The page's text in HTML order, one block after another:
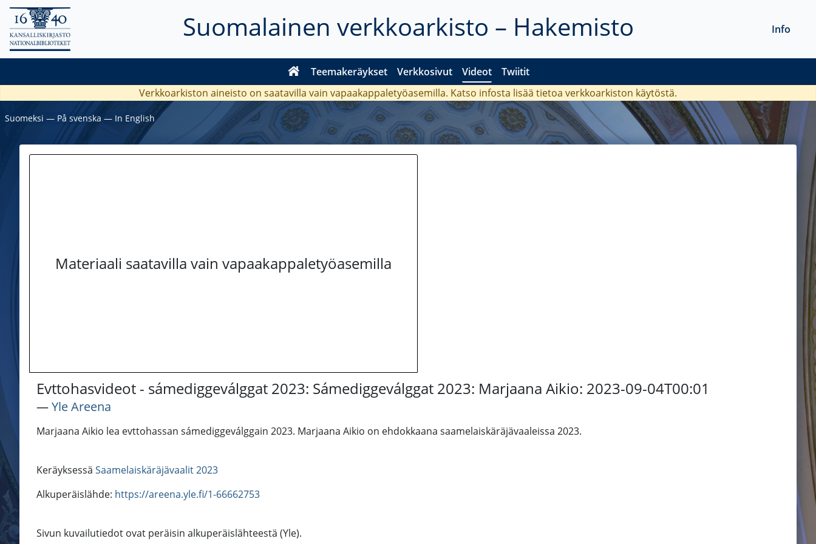
Suomalainen verkkoarkisto – Hakemisto
Teemakeräykset Verkkosivut Videot Twiitit
Info
Verkkoarkiston aineisto on saatavilla vain vapaakappaletyöasemilla. Katso infosta lisää tietoa verkkoarkiston käytöstä.
Suomeksi ― På svenska ― In English
Materiaali saatavilla vain vapaakappaletyöasemilla
Evttohasvideot - sámediggeválggat 2023: Sámediggeválggat 2023: Marjaana Aikio: 2023-09-04T00:01
―Yle Areena
Marjaana Aikio lea evttohassan sámediggeválggain 2023. Marjaana Aikio on ehdokkaana saamelaiskäräjävaaleissa 2023.
Keräyksessä Saamelaiskäräjävaalit 2023
Alkuperäislähde: https://areena.yle.fi/1-66662753
Sivun kuvailutiedot ovat peräisin alkuperäislähteestä (Yle).